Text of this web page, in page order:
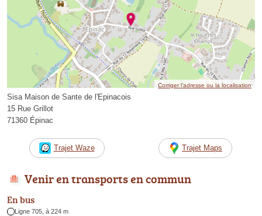
Corriger l’adresse ou la localisation
Sisa Maison de Sante de l'Epinacois
15 Rue Grillot
71360 Épinac
Trajet Waze Trajet Maps
Venir en transports en commun
En bus
Ligne 705, à 224 m